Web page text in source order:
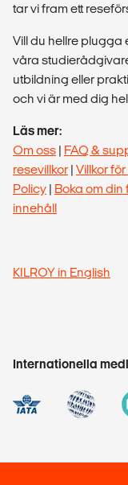
tar vi fram ett
Vill du hellre plugga
våra
utbildning eller
och vi är med dig
Läs mer:
Om oss | FAQ &
resevillkor | Villkor
Policy | Boka om din
innehåll
KILROY in English
Internationella